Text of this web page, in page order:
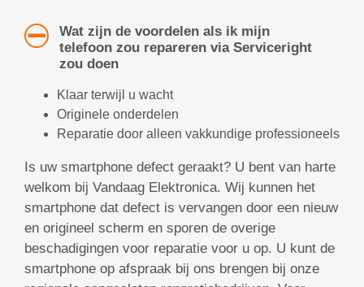
Wat zijn de voordelen als ik mijn
telefoon zou repareren via Serviceright
zou doen
Klaar terwijl u wacht
Originele onderdelen
Reparatie door alleen vakkundige professioneels
Is uw smartphone defect geraakt? U bent van harte
welkom bij Vandaag Elektronica. Wij kunnen het
smartphone dat defect is vervangen door een nieuw
en origineel scherm en sporen de overige
beschadigingen voor reparatie voor u op. U kunt de
smartphone op afspraak bij ons brengen bij onze